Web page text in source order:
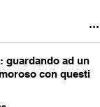
guardando ad un
con questi